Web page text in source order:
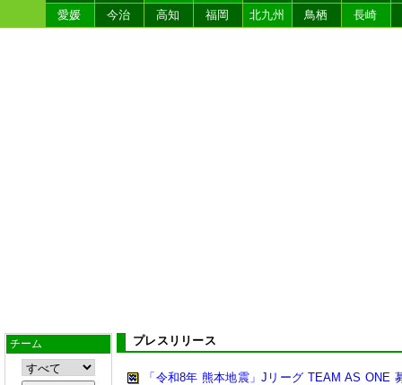
愛媛
今治 高知 福岡 北九州 鳥栖 長崎
チーム プレスリリース
「令和8年 熊本地震」Jリーグ TEAM AS ONE